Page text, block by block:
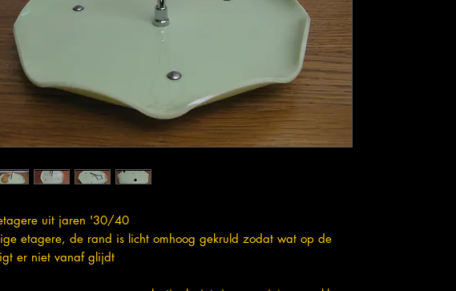
uit jaren '30/40
etagere, de rand is licht omhoog gekruld zodat wat op de
er niet vanaf glijdt